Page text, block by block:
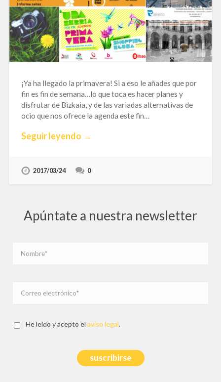
¡Ya ha llegado la primavera! Si a eso le añades que por
fin es fin de semana…lo que toca es hacer planes y
disfrutar de Bizkaia, y de las variadas alternativas de
ocio que nos ofrece la agenda este fin…
Seguir leyendo →
2017/03/24 0
Apúntate a nuestra newsletter
He leído y acepto el aviso legal.
suscribirse